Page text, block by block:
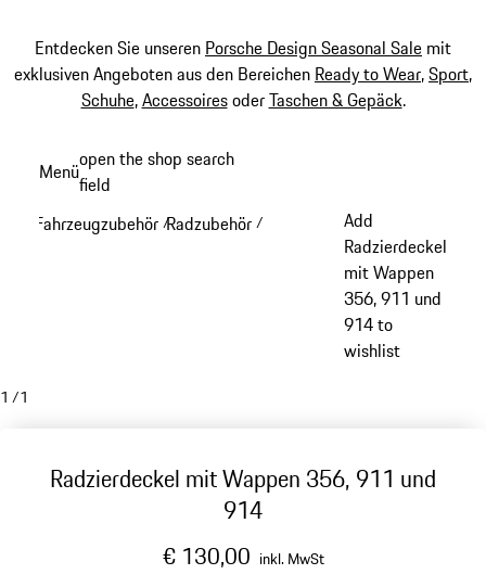
Entdecken Sie unseren Porsche Design Seasonal Sale mit
exklusiven Angeboten aus den Bereichen Ready to Wear,Sport,
Schuhe,AccessoiresoderTaschen & Gepäck.
Hauptinhalt
Menüopen the shop search
field
Fahrzeugzubehör /Radzubehör /
Add
Radzierdeckel
mit Wappen
356, 911 und
914 to
wishlist
1 /1
Radzierdeckel mit Wappen 356, 911 und
914
€ 130,00 inkl. MwSt